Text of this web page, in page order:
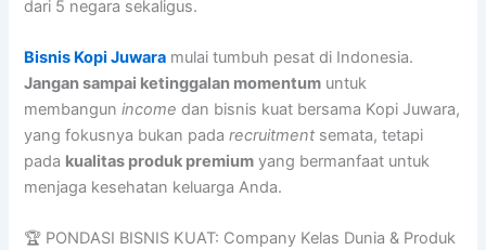
dari 5 negara sekaligus.
Bisnis Kopi Juwara mulai tumbuh pesat di Indonesia.
Jangan sampai ketinggalan momentum untuk
membangunincome dan bisnis kuat bersama Kopi Juwara,
yang fokusnya bukan padarecruitment semata, tetapi
pada kualitas produk premium yang bermanfaat untuk
menjaga kesehatan keluarga Anda.
🏆 PONDASI BISNIS KUAT: Company Kelas Dunia & Produk